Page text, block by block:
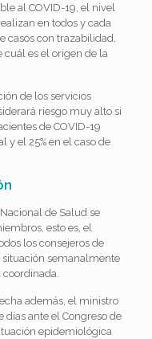
al COVID-19, el nivel
en todos y cada
casos con trazabilidad,
cuál es el origen de la
de los servicios
riesgo muy alto si
de COVID-19
y el 25% en el caso de
de Salud se
esto es, el
los consejeros de
semanalmente
además, el ministro
ante el Congreso de
epidemiológica